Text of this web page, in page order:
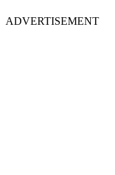
ADVERTISEMENT